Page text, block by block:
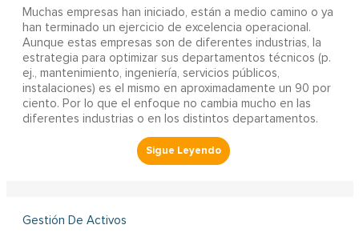
Muchas empresas han iniciado, están a medio camino o ya
han terminado un ejercicio de excelencia operacional.
Aunque estas empresas son de diferentes industrias, la
estrategia para optimizar sus departamentos técnicos (p.
ej., mantenimiento, ingeniería, servicios públicos,
instalaciones) es el mismo en aproximadamente un 90 por
ciento. Por lo que el enfoque no cambia mucho en las
diferentes industrias o en los distintos departamentos.
Gestión De Activos